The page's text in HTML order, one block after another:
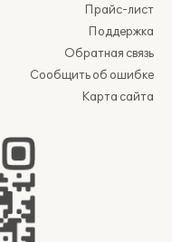
Прайс-лист
Поддержка
Обратная связь
Сообщить об ошибке
Карта сайта